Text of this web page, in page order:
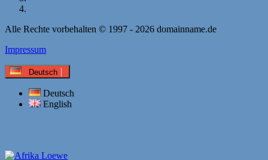
Alle Rechte vorbehalten © 1997 - 2026 domainname.de
Impressum
Deutsch
Deutsch
English